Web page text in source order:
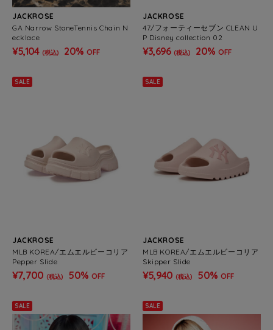
JACKROSE
GA Narrow StoneTennis Chain N
ecklace
¥5,104 (税込) 20% OFF
JACKROSE
47/フォーティーセブン CLEAN U
P Disney collection 02
¥3,696 (税込) 20% OFF
SALE
JACKROSE
MLB KOREA/エムエルビーコリア
Pepper Slide
¥7,700 (税込) 50% OFF
SALE
JACKROSE
MLB KOREA/エムエルビーコリア
Skipper Slide
¥5,940 (税込) 50% OFF
SALE SALE